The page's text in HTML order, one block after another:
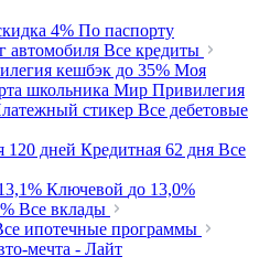
4% По паспорту
автомобиля Все кредиты
кешбэк до 35% Моя
школьника Мир Привилегия
стикер Все дебетовые
120 дней Кредитная 62 дня Все
Ключевой до 13,0%
Все вклады
ипотечные программы
мечта - Лайт